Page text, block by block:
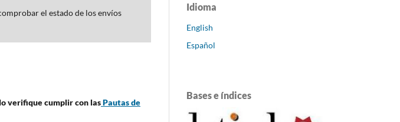
el estado de los envíos
verifique cumplir con lasPautas de
Idioma
English
Español
Bases e índices